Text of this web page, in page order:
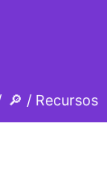
d'usuari
🔎 / Recursos